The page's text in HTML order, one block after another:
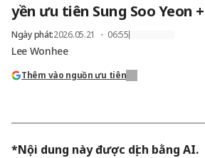
yền ưu tiên Sung Soo Yeon +
Ngày phát:2026.05.21 ・ 06:55
Lee Wonhee
Thêm vào nguồn ưu tiên
*Nội dung này được dịch bằng AI.